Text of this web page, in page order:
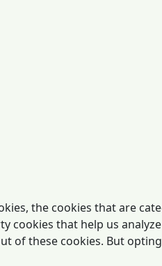
the cookies that are
cookies that help us
of these cookies. But